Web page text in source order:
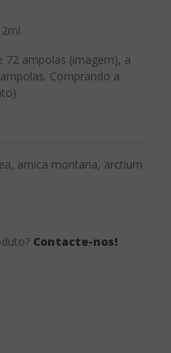
72 ampolas (imagem), a
Comprando a
arnica montana, arctium
Contacte-nos!